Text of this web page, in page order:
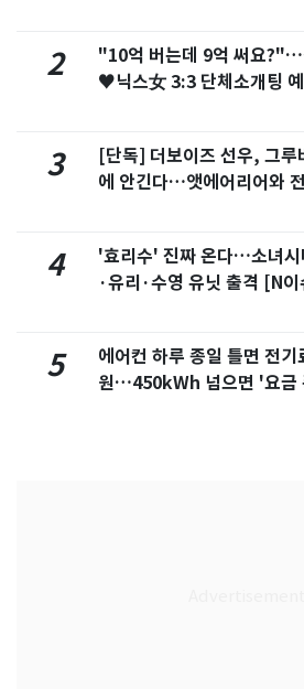
2
"10억 버는데 9억 써요
♥닉스女 3:3 단체소개팅
3
[단독] 더보이즈 선우, 그루
에 안긴다…앳에어리어와
4
'효리수' 진짜 온다…소녀시
·유리·수영 유닛 출격 [N
5
에어컨 하루 종일 틀면 전기
원…450kWh 넘으면 '요금